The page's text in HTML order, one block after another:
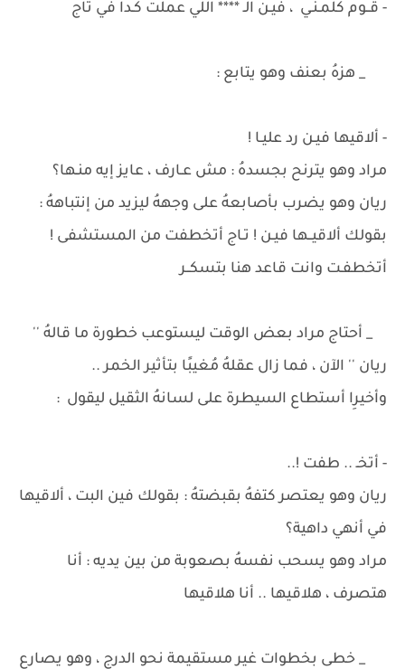
- قــوم كلمـنـي ، فيـن الـ **** اللي عملت كـدا في تاج
_ هزهُ بعنف وهو يتابع :
- ألاقيها فيـن رد عليـا !
مراد وهو يترنح بجسدهُ : مش عـارف ، عايز إيه منـها؟
ريان وهو يضرب بأصابعهُ على وجههُ ليزيد من إنتباههُ :
بقولك ألاقيــها فيـن ! تـاج أتخطفت من المستشفى !
أتخطفـت وانت قاعد هنا بتسكــر
_ أحتاج مراد بعض الوقت ليستوعب خطورة ما قالهُ ''
ريان '' الآن ، فما زال عقلهُ مُغيبًا بتأثير الخمر ..
وأخيرِا أستطاع السيطرة على لسانهُ الثقيل ليقول :
- أتخـ .. طفت !..
ريان وهو يعتصر كتفهُ بقبضتهُ : بقولك فين البت ، ألاقيها
في أنهي داهية؟
مراد وهو يسحب نفسهُ بصعوبة من بين يديه : أنا
هتصرف ، هلاقيها .. أنا هلاقيها
_ خطى بخطوات غير مستقيمة نحو الدرج ، وهو يصارع